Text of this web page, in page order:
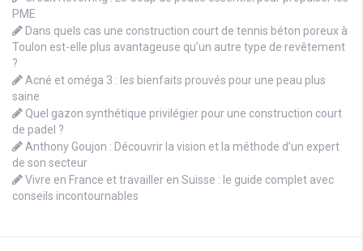
PME
Dans quels cas une construction court de tennis béton poreux à
Toulon est-elle plus avantageuse qu’un autre type de revêtement
?
Acné et oméga 3 : les bienfaits prouvés pour une peau plus
saine
Quel gazon synthétique privilégier pour une construction court
de padel ?
Anthony Goujon : Découvrir la vision et la méthode d’un expert
de son secteur
Vivre en France et travailler en Suisse : le guide complet avec
conseils incontournables